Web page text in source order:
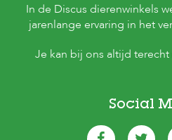
In de Discus dierenwinkels
jarenlange ervaring in het
Je kan bij ons altijd
Social